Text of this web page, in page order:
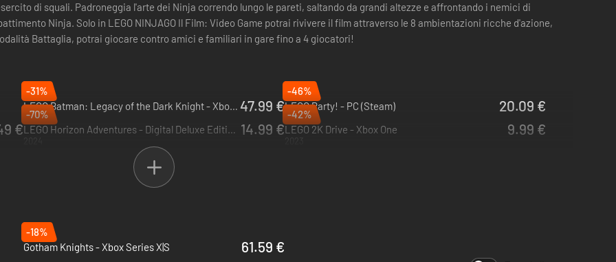
di squali. Padroneggia l'arte dei Ninja correndo lungo le pareti, saltando da grandi altezze e affrontando i nemici di
Ninja. Solo in LEGO NINJAGO Il Film: Video Game potrai rivivere il film attraverso le 8 ambientazioni ricche d'azione,
Battaglia, potrai giocare contro amici e familiari in gare fino a 4 giocatori!
-31%
LEGO Batman: Legacy of the Dark Knight - Xbox Series X|S
2026
47.99 €
-46%
LEGO Party! - PC (Steam)
2025
20.09 €
€
-70%
LEGO Horizon Adventures - Digital Deluxe Edition - PC (Steam) 14.99 €
-42%
LEGO 2K Drive - Xbox One
9.99 €
-18%
Gotham Knights - Xbox Series X|S
61.59 €